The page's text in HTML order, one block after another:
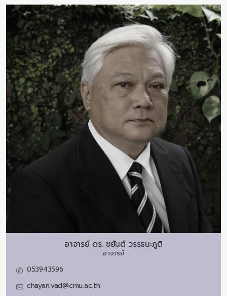
อาจารย์ ดร. ชยันต์ วรรธนะภูติ
อาจารย์
053943596
chayan.vad@cmu.ac.th